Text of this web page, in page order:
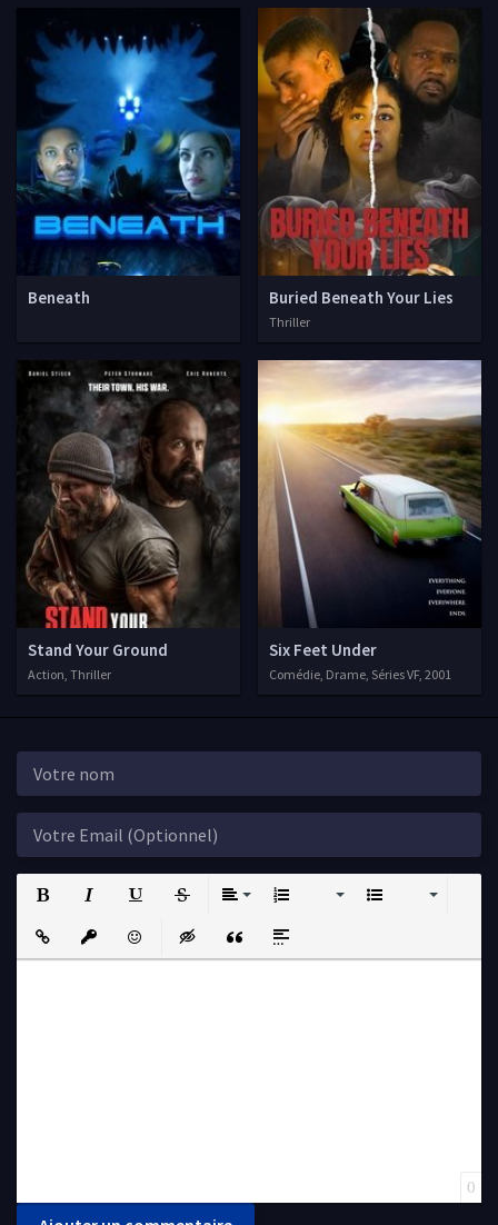
Beneath Buried Beneath Your Lies
Thriller
Stand Your Ground
Action, Thriller
Six Feet Under
Comédie, Drame, Séries VF, 2001
Strikethrough
Insert LinkInsert protected link
EmoticonsInsert hidden text
Insert QuoteInsert spoiler
0